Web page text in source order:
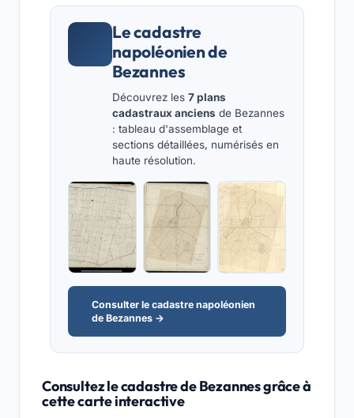
Le cadastre
napoléonien de
Bezannes
Découvrez les 7 plans
cadastraux anciens de Bezannes
: tableau d'assemblage et
sections détaillées, numérisés en
haute résolution.
Consulter le cadastre napoléonien
de Bezannes →
Consultez le cadastre de Bezannes grâce à
cette carte interactive